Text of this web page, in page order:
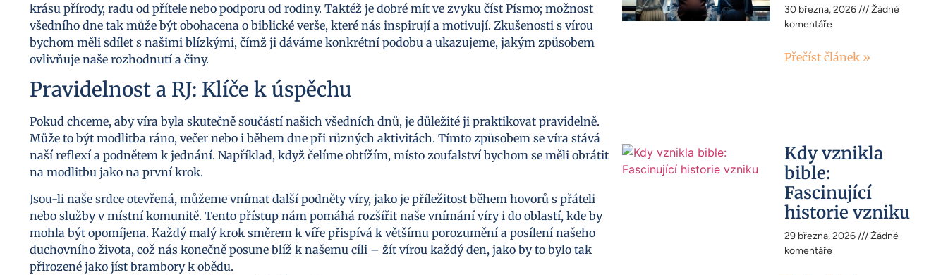
krásu přírody, radu od přítele nebo podporu od rodiny. Taktéž je dobré mít ve zvyku číst Písmo; možnost
všedního dne tak může být obohacena o biblické verše, které nás inspirují a motivují. Zkušenosti s vírou
bychom měli sdílet s našimi blízkými, čímž ji dáváme konkrétní podobu a ukazujeme, jakým způsobem
ovlivňuje naše rozhodnutí a činy.
Pravidelnost a RJ: Klíče k úspěchu
Pokud chceme, aby víra byla skutečně součástí našich všedních dnů, je důležité ji praktikovat pravidelně.
Může to být modlitba ráno, večer nebo i během dne při různých aktivitách. Tímto způsobem se víra stává
naší reflexí a podnětem k jednání. Například, když čelíme obtížím, místo zoufalství bychom se měli obrátit
na modlitbu jako na první krok.
Jsou-li naše srdce otevřená, můžeme vnímat další podněty víry, jako je příležitost během hovorů s přáteli
nebo služby v místní komunitě. Tento přístup nám pomáhá rozšířit naše vnímání víry i do oblastí, kde by
mohla být opomíjena. Každý malý krok směrem k víře přispívá k většímu porozumění a posílení našeho
duchovního života, což nás konečně posune blíž k našemu cíli – žít vírou každý den, jako by to bylo tak
přirozené jako jíst brambory k obědu.
30 března, 2026
Žádné
komentáře
Přečíst článek »
Kdy vznikla
bible:
Fascinující
historie vzniku
29 března, 2026
Žádné
komentáře